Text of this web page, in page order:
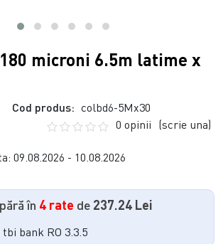
microni 6.5m latime x
Cod produs: colbd6-5Mx30
0 opinii (scrie una)
09.08.2026 - 10.08.2026
în 4 rate de 237.24 Lei